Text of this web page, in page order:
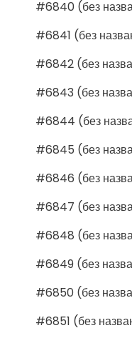
#6840 (без
#6841 (без
#6842 (без
#6843 (без
#6844 (без
#6845 (без
#6846 (без
#6847 (без
#6848 (без
#6849 (без
#6850 (без
#6851 (без